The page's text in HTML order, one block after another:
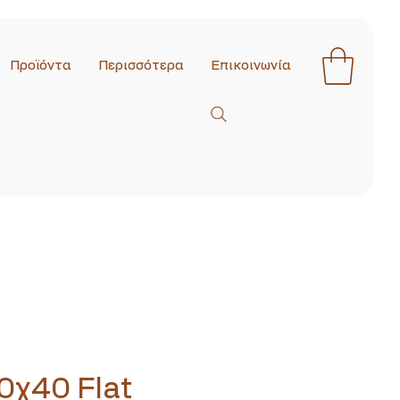
Προϊόντα Περισσότερα Επικοινωνία
Flat